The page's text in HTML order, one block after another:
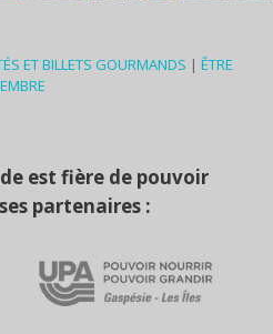
ET BILLETS GOURMANDS | ÊTRE
est fière de pouvoir
partenaires :